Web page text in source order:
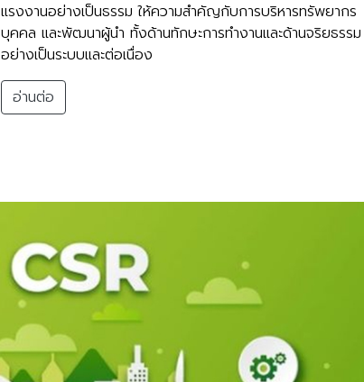
แรงงานอย่างเป็นธรรม ให้ความสำคัญกับการบริหารทรัพยากร
บุคคล และพัฒนาผู้นำ ทั้งด้านทักษะการทำงานและด้านจริยธรรม
อย่างเป็นระบบและต่อเนื่อง
อ่านต่อ